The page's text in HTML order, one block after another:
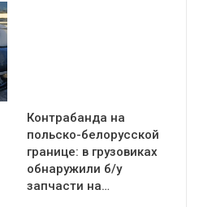
Контрабанда на
польско-белорусской
границе: в грузовиках
обнаружили б/у
запчасти на…